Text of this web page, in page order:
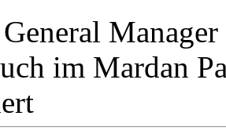
im Mardan